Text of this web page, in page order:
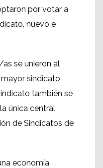
por votar a
nuevo e
se unieron al
sindicato
también se
única central
de Sindicatos de
economía